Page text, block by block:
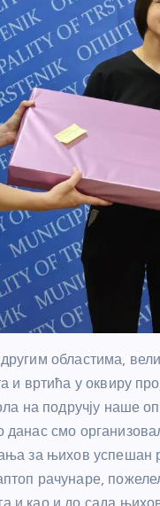
областима,
и вртића у оквиру
на подручју наше
смо
за њихов
рачунаре,
и као и до сада